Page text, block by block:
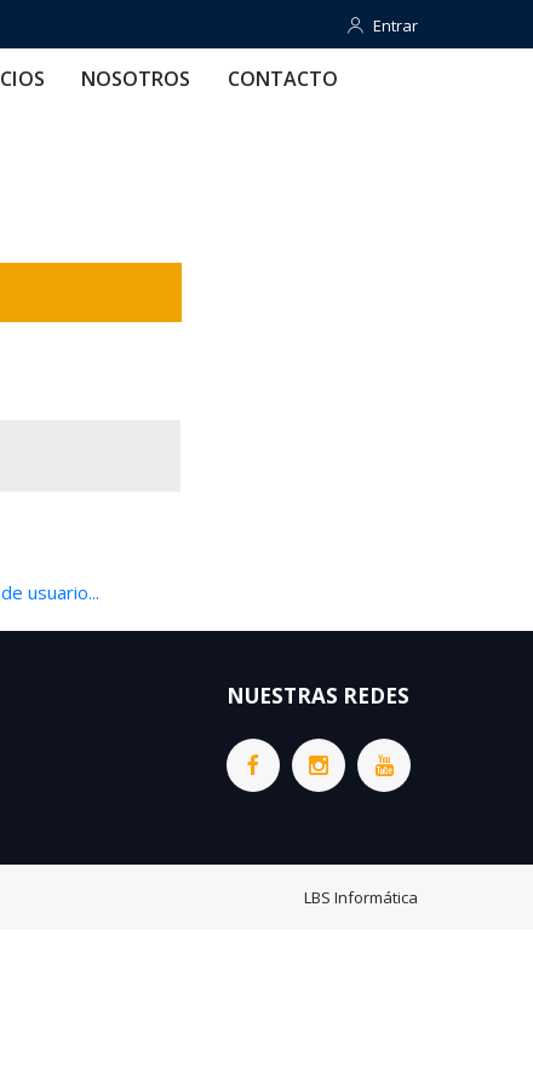
Entrar
Entrar
NOSOTROS CONTACTO
usuario...
NUESTRAS REDES
LBS Informática